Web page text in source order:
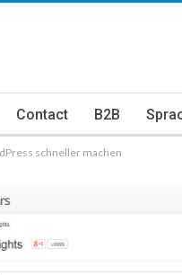
Contact B2B
schneller machen